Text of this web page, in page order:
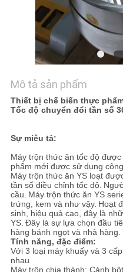
TRƯỜNG
VR
ĐỒ
TRANG
WEB
PRIVACY
POLICY
Mô tả sản phẩm
Thiết bị chế biến thực
Tốc độ chuyển đổi tần số
Sự miêu tả:
Máy trộn thức ăn tốc độ
phẩm mới được sử dụng
Máy trộn thức ăn YS loạt
tần số điều chỉnh tốc độ.
cầu. Máy trộn thức ăn YS
trứng, kem và như vậy. Hoạt
sinh, hiệu quả cao, đây là
YS. Đây là sự lựa chọn đầu
hàng bánh ngọt và nhà hàng.
Tính năng, đặc điểm:
Với 3 loại máy khuấy và 3
nhau
Máy trộn chia thành: Cánh